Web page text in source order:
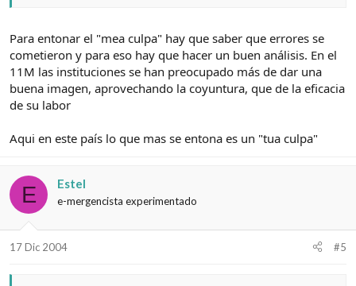
Para entonar el "mea culpa" hay que saber que errores se
cometieron y para eso hay que hacer un buen análisis. En el
11M las instituciones se han preocupado más de dar una
buena imagen, aprovechando la coyuntura, que de la eficacia
de su labor
Aqui en este país lo que mas se entona es un "tua culpa"
E Estel
e-mergencista experimentado
17 Dic 2004 #5